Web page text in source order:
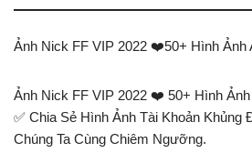
Ảnh Nick FF VIP 2022 ❤️️50+ Hình Ảnh
Ảnh Nick FF VIP 2022 ❤️️ 50+ Hình
✅ Chia Sẻ Hình Ảnh Tài Khoản Khủng
Chúng Ta Cùng Chiêm Ngưỡng.